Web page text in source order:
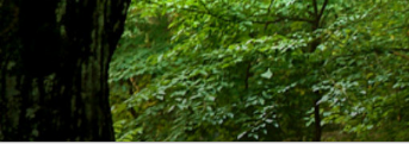
Skip
content